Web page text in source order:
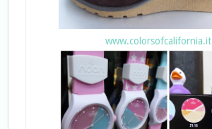
www.colorsofcalifornia.it